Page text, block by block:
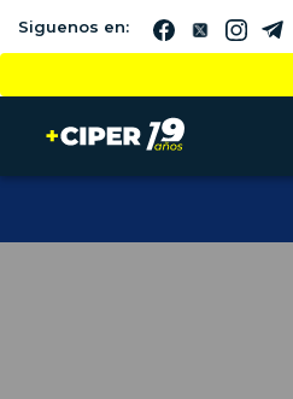
Siguenos en: